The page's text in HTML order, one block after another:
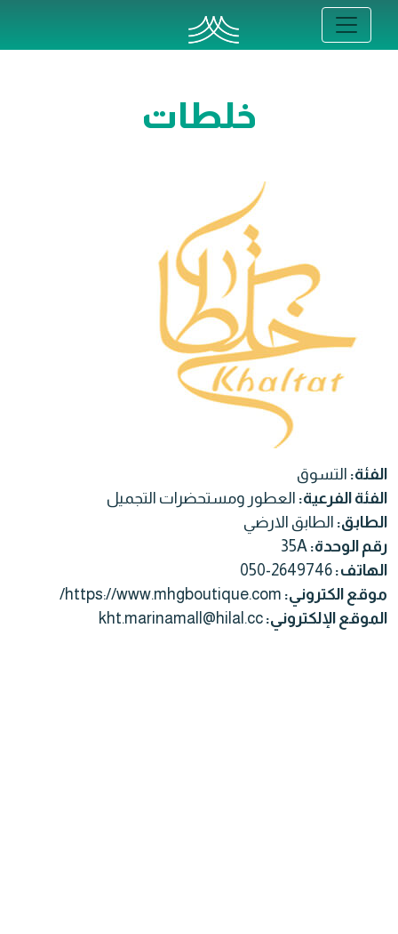
خلطات
الفئة: التسوق
الفئة الفرعية: العطور ومستحضرات التجميل
الطابق: الطابق الارضي
رقم الوحدة: 35A
الهاتف: 050-2649746
موقع الكتروني: https://www.mhgboutique.com/
الموقع الإلكتروني: kht.marinamall@hilal.cc